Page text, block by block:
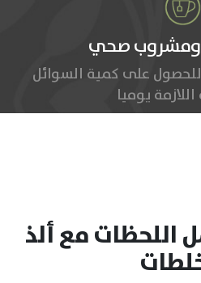
ومشروب صحي
على كمية السوائل
يوميا
اللحظات مع ألذ